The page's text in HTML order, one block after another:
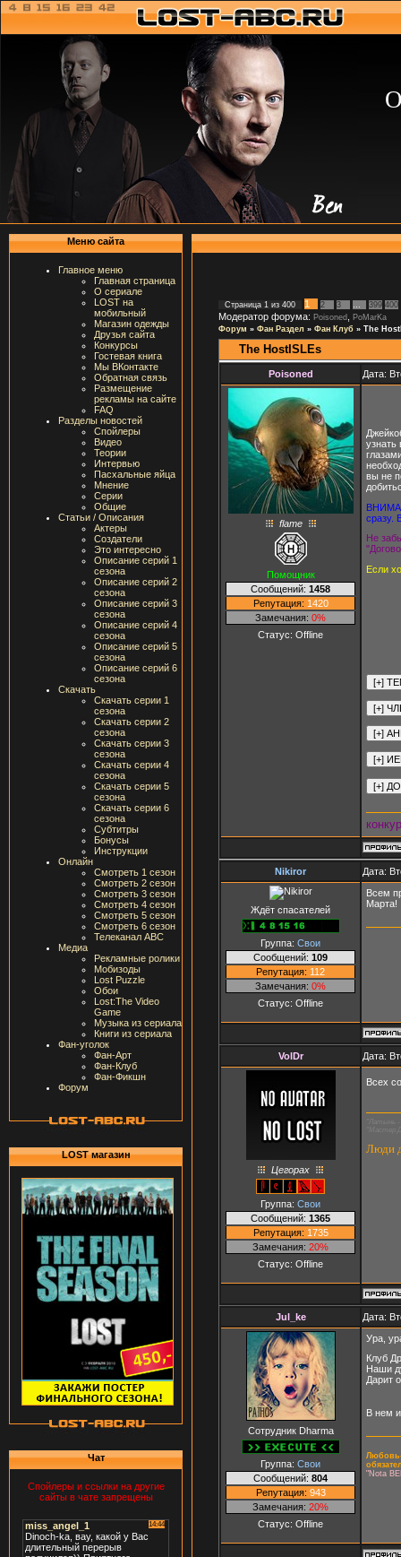
Меню сайта
Главное меню
Главная страница
О сериале
LOST на
мобильный
Магазин одежды
Друзья сайта
Конкурсы
Гостевая книга
Мы ВКонтакте
Обратная связь
Размещение
рекламы на сайте
FAQ
Разделы новостей
Спойлеры
Видео
Теории
Интервью
Пасхальные яйца
Мнение
Серии
Общие
Статьи / Описания
Актеры
Создатели
Это интересно
Описание серий 1
сезона
Описание серий 2
сезона
Описание серий 3
сезона
Описание серий 4
сезона
Описание серий 5
сезона
Описание серий 6
сезона
Скачать
Скачать серии 1
сезона
Скачать серии 2
сезона
Скачать серии 3
сезона
Скачать серии 4
сезона
Скачать серии 5
сезона
Скачать серии 6
сезона
Субтитры
Бонусы
Инструкции
Онлайн
Смотреть 1 сезон
Смотреть 2 сезон
Смотреть 3 сезон
Смотреть 4 сезон
Смотреть 5 сезон
Смотреть 6 сезон
Телеканал ABC
Медиа
Рекламные ролики
Мобизоды
Lost Puzzle
Обои
Lost:The Video
Game
Музыка из сериала
Книги из сериала
Фан-уголок
Фан-Арт
Фан-Клуб
Фан-Фикшн
Форум
LOST магазин
Чат
Спойлеры и ссылки на другие
сайты в чате запрещены
Страница 1 из 400 1 2 3 399 400
Модератор форума: Poisoned
PoMarKa
Форум » Фан Раздел » Фан Клуб » The
The HostISLEs
Poisoned Дата:
flame
Помощник
Сообщений: 1458
Репутация: 1420
Замечания: 0%
Статус: Offline
узнать
вы не
сразу.
Не
Если
Nikiror Дата:
Ждёт спасателей
Группа: Свои
Сообщений: 109
Репутация: 112
Замечания: 0%
Статус: Offline
Всем
Марта!
VolDr Дата:
Цегорах
Группа: Свои
Сообщений: 1365
Репутация: 1735
Замечания: 20%
Статус: Offline
Всех
Люди
Jul_ke Дата:
Сотрудник Dharma
Группа: Свои
Сообщений: 804
Репутация: 943
Замечания: 20%
Статус: Offline
Ура,
Клуб
Наши
Дарит
В нем
Любовь-
"Nota